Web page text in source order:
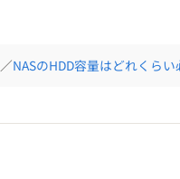
／NASのHDD容量はどれくら